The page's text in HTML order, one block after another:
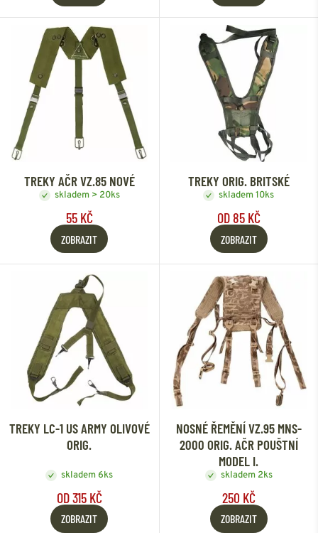
TREKY AČR VZ.85 NOVÉ
skladem > 20ks
55 KČ
ZOBRAZIT
TREKY ORIG. BRITSKÉ
skladem 10ks
OD 85 KČ
ZOBRAZIT
TREKY LC-1 US ARMY OLIVOVÉ
ORIG.
skladem 6ks
OD 315 KČ
ZOBRAZIT
NOSNÉ ŘEMĚNÍ VZ.95 MNS-
2000 ORIG. AČR POUŠTNÍ
MODEL I.
skladem 2ks
250 KČ
ZOBRAZIT